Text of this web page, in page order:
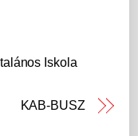
Iskola
KAB-BUSZ